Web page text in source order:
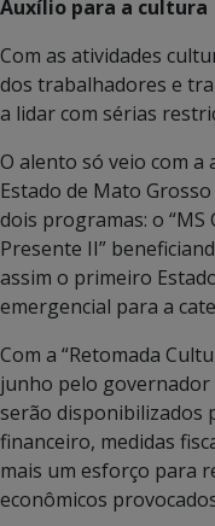
Auxílio para a cultura
Com as atividades
dos trabalhadores e
a lidar com sérias
O alento só veio com
Estado de Mato
dois programas: o “MS
Presente II”
assim o primeiro
emergencial para a
Com a “Retomada
junho pelo governador
serão disponibilizados
financeiro, medidas
mais um esforço para
econômicos